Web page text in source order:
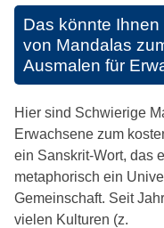
Das könnte
von Mandalas
Ausmalen für
Hier sind Schwierige
Erwachsene zum
ein Sanskrit-Wort, das
metaphorisch ein
Gemeinschaft. Seit
vielen Kulturen (z.